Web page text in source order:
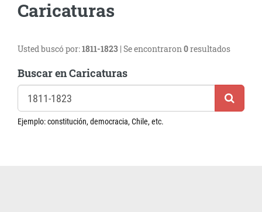
Caricaturas
Usted buscó por:1811-1823 | Se encontraron0resultados
Buscar en Caricaturas
Ejemplo: constitución, democracia, Chile, etc.